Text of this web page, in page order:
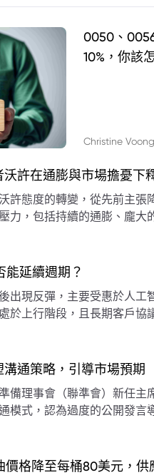
0050、
10%，你該
Christine Voong
許在通膨與市場擔憂下
許態度的轉變，從先前主
力，包括持續的通膨、龐大
縮減資產負債表的空間。專
能延續週期？
出現反彈，主要受惠於人工
於上行階段，且長期客戶協
高。
通策略，引導市場預期
備理事會（聯準會）新任主
模式，認為過度的公開發言
其頻率，目標是減少對預期
價格降至每桶80美元，